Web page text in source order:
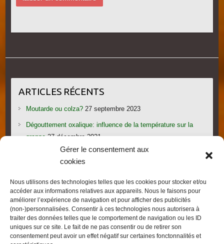
Gérer le consentement aux
cookies
Nous utilisons des technologies telles que les cookies pour stocker et/ou
accéder aux informations relatives aux appareils. Nous le faisons pour
améliorer l’expérience de navigation et pour afficher des publicités
(non-)personnalisées. Consentir à ces technologies nous autorisera à
traiter des données telles que le comportement de navigation ou les ID
uniques sur ce site. Le fait de ne pas consentir ou de retirer son
consentement peut avoir un effet négatif sur certaines fonctonnalités et
ARTICLES RÉCENTS
Moutarde ou colza? 27 septembre 2023
Dégouttement oxalique: influence de la température sur la
grappe 27 décembre 2021
Le candi provoque l’essaimage: vraiment?
Les villages provençaux du Pays de Fayence 19 septembre
2021